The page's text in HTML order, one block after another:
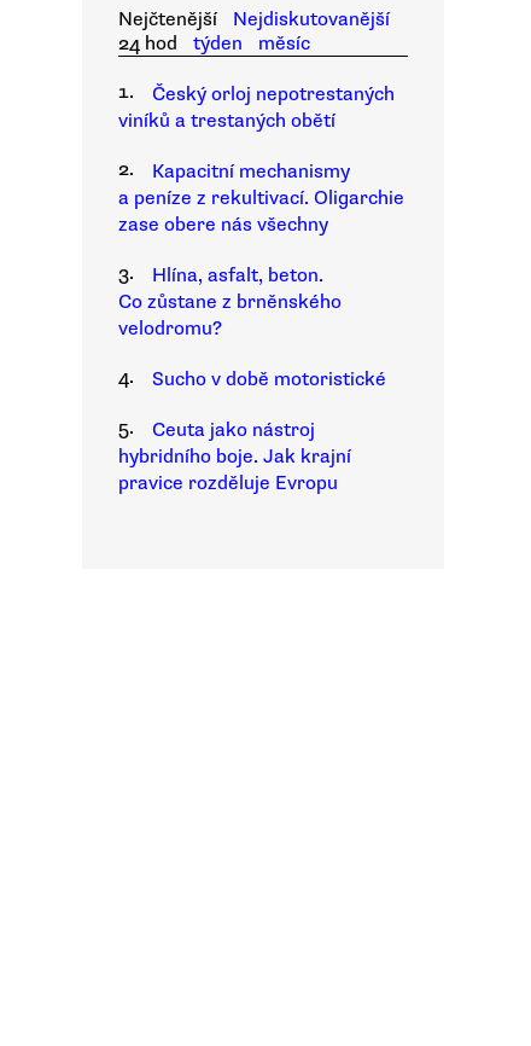
Nejčtenější
Nejdiskutovanější
24 hod
týden
měsíc
1.
Český orloj nepotrestaných
viníků a trestaných obětí
2.
Kapacitní mechanismy
a peníze z rekultivací. Oligarchie
zase obere nás všechny
3.
Hlína, asfalt, beton.
Co zůstane z brněnského
velodromu?
4.
Sucho v době motoristické
5.
Ceuta jako nástroj
hybridního boje. Jak krajní
pravice rozděluje Evropu